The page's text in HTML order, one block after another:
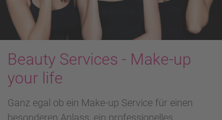
Beauty Services - Make-up
your life
Ganz egal ob ein Make-up Service für einen
besonderen Anlass, ein professionelles